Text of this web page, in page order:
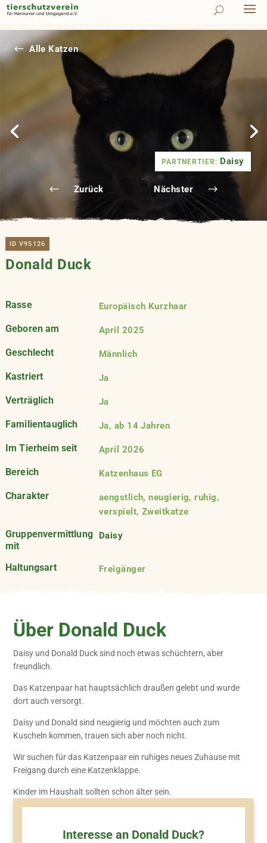
Zurück Nächster
# Alle Katzen
PARTNERTIER: Daisy
ID V95126
Donald Duck
Rasse Europäisch Kurzhaar
Geboren am April 2025
Geschlecht Männlich
Kastriert Ja
Verträglich Ja
Familientauglich Ja, ab 14 Jahren
Im Tierheim seit April 2026
Bereich Katzenhaus EG
Charakter
aengstlich, neugierig, ruhig,
verspielt, Zweitkatze
Gruppenvermittlung
mit
Daisy
Haltungsart Freigänger
Über Donald Duck
Daisy und Donald Duck sind noch etwas schüchtern, aber
freundlich.
Das Katzenpaar hat hauptsächlich draußen gelebt und wurde
dort auch versorgt.
Daisy und Donald sind neugierig und möchten auch zum
Kuscheln kommen, trauen sich aber noch nicht.
Wir suchen für das Katzenpaar ein ruhiges neues Zuhause mit
Freigang durch eine Katzenklappe.
Kinder im Haushalt sollten schon älter sein.
Interesse an Donald Duck?